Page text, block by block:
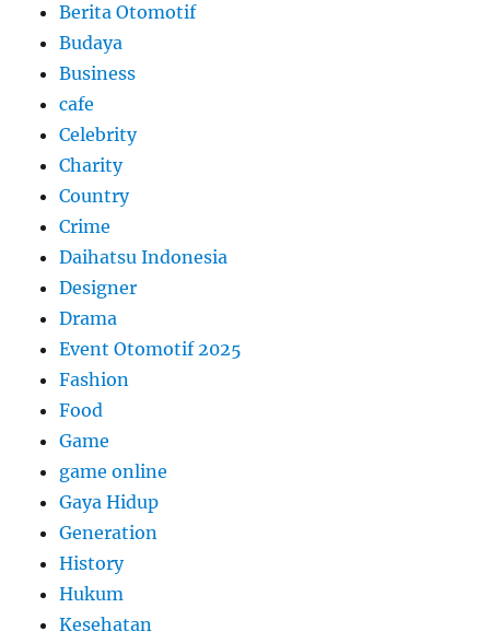
Berita Otomotif
Budaya
Business
cafe
Celebrity
Charity
Country
Crime
Daihatsu Indonesia
Designer
Drama
Event Otomotif 2025
Fashion
Food
Game
game online
Gaya Hidup
Generation
History
Hukum
Kesehatan